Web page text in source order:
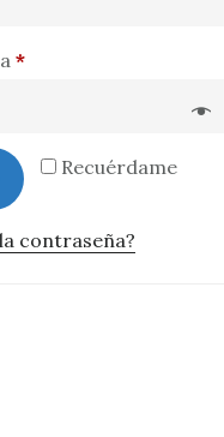
*Obligatorio
Recuérdame
contraseña?